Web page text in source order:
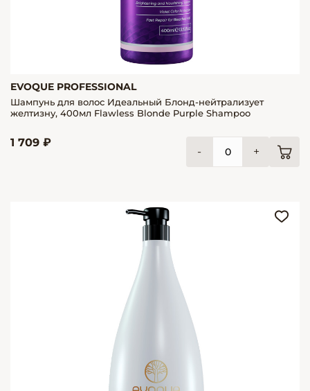
EVOQUE PROFESSIONAL
Шампунь для волос Идеальный Блонд-нейтрализует
желтизну, 400мл Flawless Blonde Purple Shampoo
1 709 ₽
- +